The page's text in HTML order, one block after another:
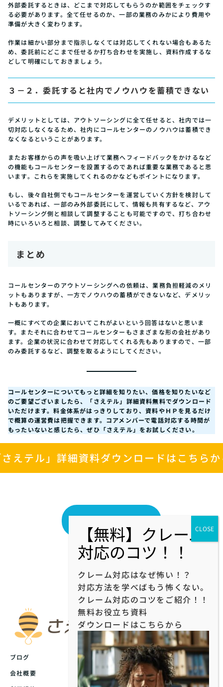
外部委託するときは、どこまで対応してもらうのか範囲をチェックす
る必要があります。全て任せるのか、一部の業務のみかにより費用や
準備が大きく変わります。
作業は細かい部分まで指示しなくては対応してくれない場合もあるた
め、委託前にどこまで任せるか打ち合わせを実施し、資料作成するな
どして明確にしておきましょう。
３－２．委託すると社内でノウハウを蓄積できない
デメリットとしては、アウトソーシングに全て任せると、社内では一
切対応しなくなるため、社内にコールセンターのノウハウは蓄積でき
なくなるということがあります。
またお客様からの声を吸い上げて業務へフィードバックをかけるなど
の機能もコールセンターを設置するのであれば重要な業務であると思
います。これらを実施してくれるのかなどもポイントになります。
もし、後々自社側でもコールセンターを運営していく方針を検討して
いるであれば、一部のみ外部委託にして、情報も共有するなど、アウ
トソーシング側と相談して調整することも可能ですので、打ち合わせ
時にいろいろと相談、調整してみてください。
まとめ
コールセンターのアウトソーシングへの依頼は、業務負担軽減のメリ
ットもありますが、一方でノウハウの蓄積ができないなど、デメリッ
トもあります。
一概にすべての企業においてこれがよいという回答はないと思いま
す。またそれに合わせてコールセンターもさまざまな形の会社があり
ます。企業の状況に合わせて対応してくれる先もありますので、一部
のみ委託するなど、調整を取るようにしてください。
コールセンターについてもっと詳細を知りたい、価格を知りたいなど
のご要望ございましたら、「さえテル」詳細資料無料でダウンロード
いただけます。料金体系がはっきりしており、資料やＨＰを見るだけ
で概算の運営費は把握できます。コアメンバーで電話対応する時間が
もったいないと感じたら、ぜひ「さえテル」をお試しください。
えテル」詳細資料ダウンロードはこちら
ブログ
会社概要
クレーム対応はなぜ怖い！？
対応方法を学べばもう怖くない。
クレーム対応のコツをご紹介！！
無料お役立ち資料
ダウンロードはこちらから